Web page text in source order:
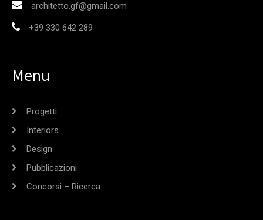
architetto.gf@gmail.com
+39 330 642 289
Menu
Progetti
Interiors
Design
Pubblicazioni
Concorsi – Ricerca